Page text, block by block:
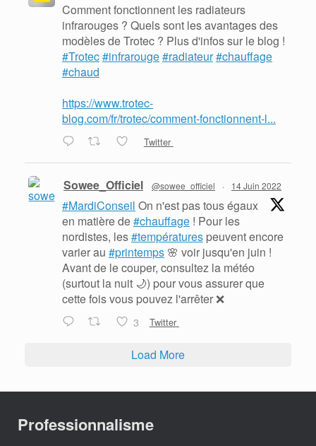
Comment fonctionnent les radiateurs
infrarouges ? Quels sont les avantages des
modèles de Trotec ? Plus d'infos sur le blog !
#Trotec#infrarouge#radiateur#chauffage
#chaud
https://www.trotec-
blog.com/fr/trotec/comment-fonctionnent-l...
Twitter
Sowee_Officiel @sowee_officiel · 14 Juin 2022
#MardiConseil On n'est pas tous égaux
en matière de#chauffage ! Pour les
nordistes, les#températures peuvent encore
varier au #printemps 🌸 voir jusqu'en juin !
Avant de le couper, consultez la météo
(surtout la nuit 🌙) pour vous assurer que
cette fois vous pouvez l'arrêter ❌
3 Twitter
Load More
Professionnalisme